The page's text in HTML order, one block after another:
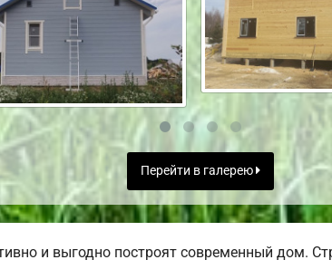
Перейти в галерею
и выгодно построят современный дом.